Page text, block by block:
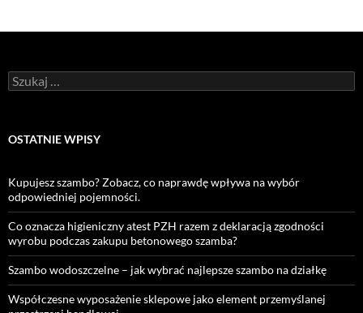
Szukaj:
OSTATNIE WPISY
Kupujesz szambo? Zobacz, co naprawdę wpływa na wybór
odpowiedniej pojemności.
Co oznacza higieniczny atest PZH razem z deklaracją zgodności
wyrobu podczas zakupu betonowego szamba?
Szambo wodoszczelne – jak wybrać najlepsze szambo na działkę
Współczesne wyposażenie sklepowe jako element przemyślanej